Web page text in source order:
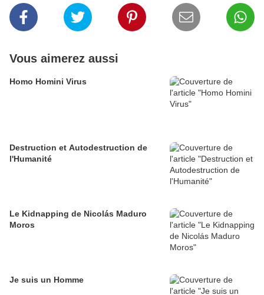
Vous aimerez aussi
Homo Homini Virus
Destruction et Autodestruction de
l'Humanité
Le Kidnapping de Nicolás Maduro
Moros
Je suis un Homme